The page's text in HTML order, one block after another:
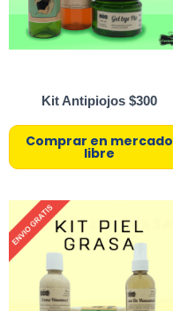
Kit Antipiojos $300
Comprar en mercado
libre